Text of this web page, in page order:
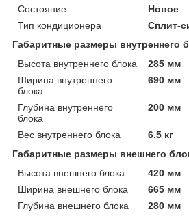
Состояние
Новое
Тип кондиционера
Сплит-
Габаритные размеры внутреннего
Высота внутреннего блока
285 мм
Ширина внутреннего
блока
690 мм
Глубина внутреннего
блока
200 мм
Вес внутреннего блока
6.5 кг
Габаритные размеры внешнего
Высота внешнего блока
420 мм
Ширина внешнего блока
665 мм
Глубина внешнего блока
280 мм